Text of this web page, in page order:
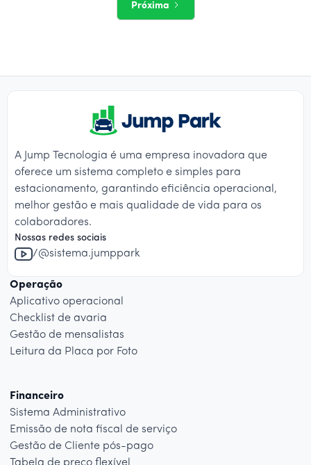
Próxima
A Jump Tecnologia é uma empresa inovadora que
oferece um sistema completo e simples para
estacionamento, garantindo eficiência operacional,
melhor gestão e mais qualidade de vida para os
colaboradores.
Nossas redes sociais
/@sistema.jumppark
Operação
Aplicativo operacional
Checklist de avaria
Gestão de mensalistas
Leitura da Placa por Foto
Financeiro
Sistema Administrativo
Emissão de nota fiscal de serviço
Gestão de Cliente pós-pago